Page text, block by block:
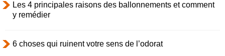
Les 4 principales raisons des ballonnements et comment
y remédier
6 choses qui ruinent votre sens de l’odorat